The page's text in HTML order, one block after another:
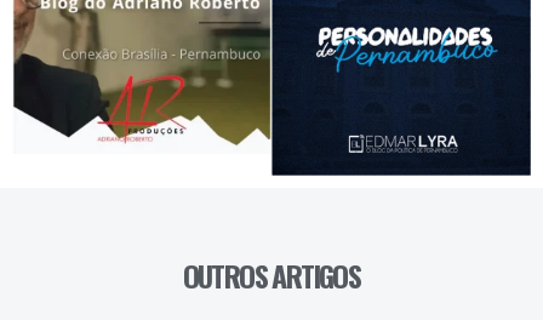
OUTROS ARTIGOS